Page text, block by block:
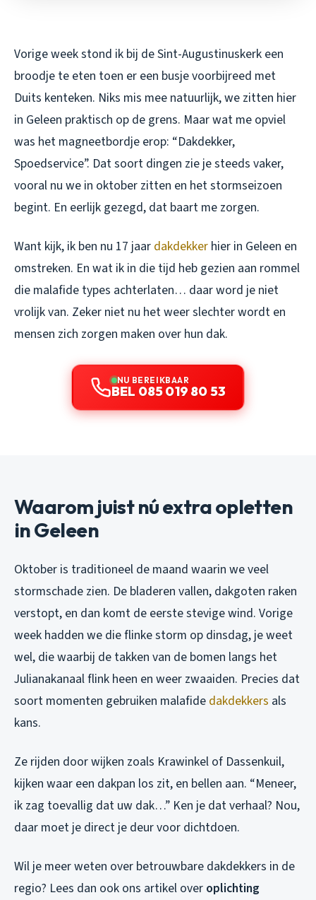
Vorige week stond ik bij de Sint-Augustinuskerk een
broodje te eten toen er een busje voorbijreed met
Duits kenteken. Niks mis mee natuurlijk, we zitten hier
in Geleen praktisch op de grens. Maar wat me opviel
was het magneetbordje erop: “Dakdekker,
Spoedservice”. Dat soort dingen zie je steeds vaker,
vooral nu we in oktober zitten en het stormseizoen
begint. En eerlijk gezegd, dat baart me zorgen.
Want kijk, ik ben nu 17 jaar dakdekker hier in Geleen en
omstreken. En wat ik in die tijd heb gezien aan rommel
die malafide types achterlaten… daar word je niet
vrolijk van. Zeker niet nu het weer slechter wordt en
mensen zich zorgen maken over hun dak.
NU BEREIKBAAR
BEL 085 019 80 53
Waarom juist nú extra opletten
in Geleen
Oktober is traditioneel de maand waarin we veel
stormschade zien. De bladeren vallen, dakgoten raken
verstopt, en dan komt de eerste stevige wind. Vorige
week hadden we die flinke storm op dinsdag, je weet
wel, die waarbij de takken van de bomen langs het
Julianakanaal flink heen en weer zwaaiden. Precies dat
soort momenten gebruiken malafide dakdekkers als
kans.
Ze rijden door wijken zoals Krawinkel of Dassenkuil,
kijken waar een dakpan los zit, en bellen aan. “Meneer,
ik zag toevallig dat uw dak…” Ken je dat verhaal? Nou,
daar moet je direct je deur voor dichtdoen.
Wil je meer weten over betrouwbare dakdekkers in de
regio? Lees dan ook ons artikel over oplichting